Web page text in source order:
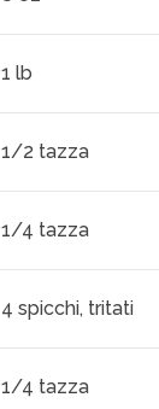
1 lb
1/2 tazza
1/4 tazza
4 spicchi, tritati
1/4 tazza